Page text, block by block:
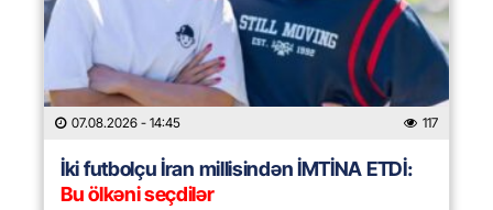
07.08.2026 - 14:45 117
İki futbolçu İran millisindən İMTİNA ETDİ:
Bu ölkəni seçdilər